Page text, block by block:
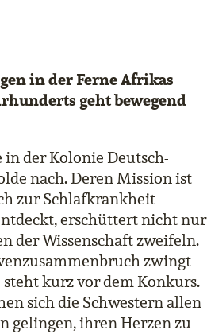
in der Ferne Afrikas
geht bewegend
in der Kolonie Deutsch-
nach. Deren Mission ist
zur Schlafkrankheit
erschüttert nicht nur
der Wissenschaft zweifeln.
zwingt
kurz vor dem Konkurs.
sich die Schwestern allen
gelingen, ihren Herzen zu